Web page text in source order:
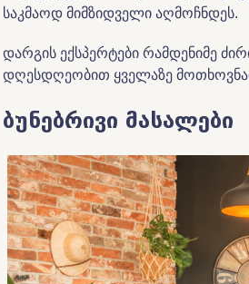
საკმაოდ მიმზიდველი აღმოჩნდეს.
დარგის ექსპერტები რამდენიმე
დღესდღეობით ყველაზე
ბუნებრივი მასალები